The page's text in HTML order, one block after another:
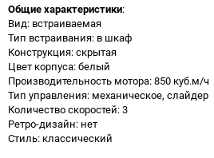
Общие характеристики:
Вид: встраиваемая
Тип встраивания: в шкаф
Конструкция: скрытая
Цвет корпуса: белый
Производительность мотора: 850 куб.м/ч
Тип управления: механическое, слайдер
Количество скоростей: 3
Ретро-дизайн: нет
Стиль: классический